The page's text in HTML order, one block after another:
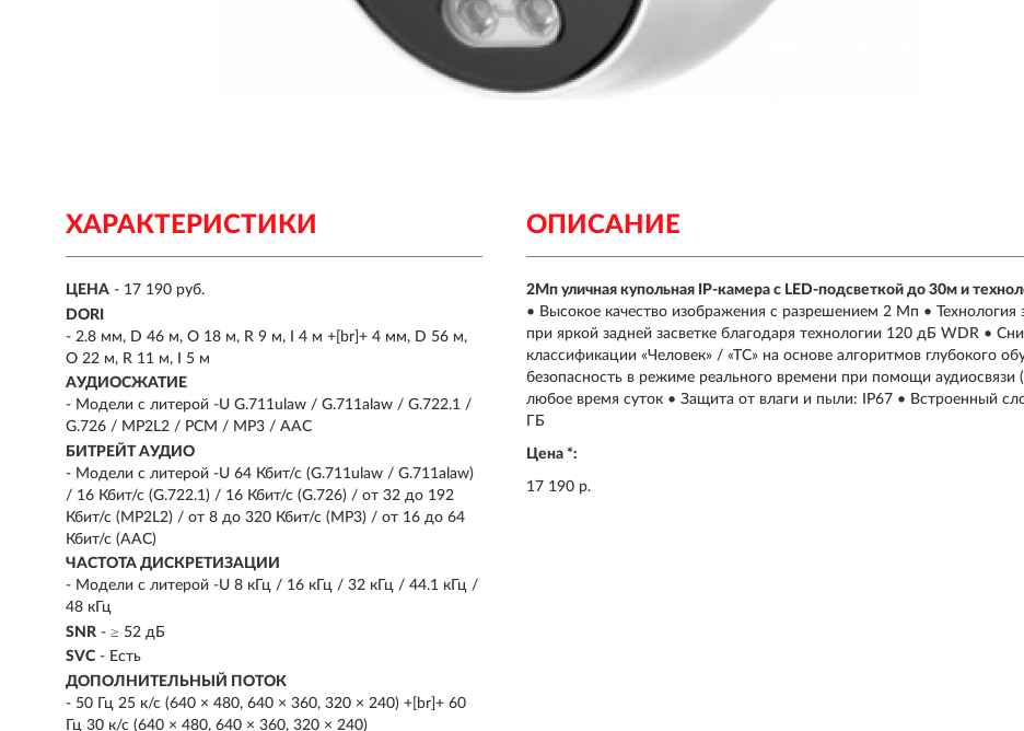
ХАРАКТЕРИСТИКИ
ЦЕНА - 17 190 руб.
DORI
- 2.8 мм, D 46 м, O 18 м, R 9 м, I 4 м +[br]+ 4 мм, D 56 м,
O 22 м, R 11 м, I 5 м
АУДИОСЖАТИЕ
- Модели с литерой -U G.711ulaw / G.711alaw / G.722.1 /
G.726 / MP2L2 / PCM / MP3 / AAC
БИТРЕЙТ АУДИО
- Модели с литерой -U 64 Кбит/с (G.711ulaw / G.711alaw)
/ 16 Кбит/с (G.722.1) / 16 Кбит/с (G.726) / от 32 до 192
Кбит/с (MP2L2) / от 8 до 320 Кбит/с (MP3) / от 16 до 64
Кбит/с (AAC)
ЧАСТОТА ДИСКРЕТИЗАЦИИ
- Модели с литерой -U 8 кГц / 16 кГц / 32 кГц / 44.1 кГц /
48 кГц
SNR - ≥ 52 дБ
SVC - Есть
ДОПОЛНИТЕЛЬНЫЙ ПОТОК
- 50 Гц 25 к/с (640 × 480, 640 × 360, 320 × 240) +[br]+ 60
Гц 30 к/с (640 × 480, 640 × 360, 320 × 240)
ОПИСАНИЕ
2Мп уличная купольная IP-камера с LED-подсветкой до 30м и
• Высокое качество изображения с разрешением 2 Мп •
при яркой задней засветке благодаря технологии 120 дБ WDR •
классификации «Человек» / «ТС» на основе алгоритмов глубокого
безопасность в режиме реального времени при помощи
любое время суток • Защита от влаги и пыли: IP67 • Встроенный
ГБ
Цена *:
17 190 р.